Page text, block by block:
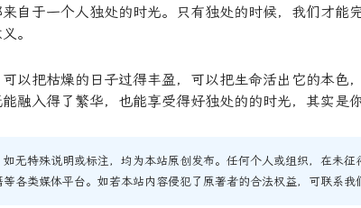
自于一个人独处的时光。只有独处的时候，我们才能
。
以把枯燥的日子过得丰盈，可以把生命活出它的本色
融入得了繁华，也能享受得好独处的的时光，其实是
无特殊说明或标注，均为本站原创发布。任何个人或组织，在未
各类媒体平台。如若本站内容侵犯了原著者的合法权益，可联系我